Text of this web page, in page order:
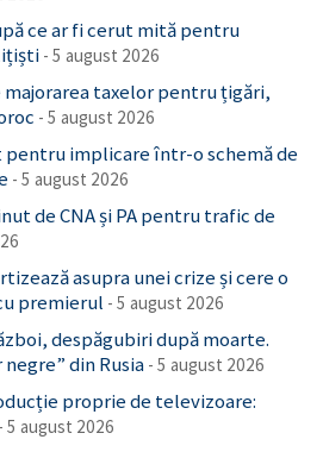
ce ar fi cerut mită pentru
5 august 2026
taxelor pentru țigări,
5 august 2026
implicare într-o schemă de
5 august 2026
de CNA și PA pentru trafic de
asupra unei crize și cere o
premierul
5 august 2026
despăgubiri după moarte.
din Rusia 5 august 2026
proprie de televizoare:
5 august 2026